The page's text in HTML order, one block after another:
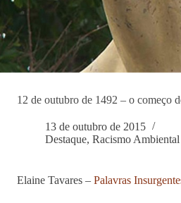
12 de outubro de 1492 – o começo
13 de outubro de 2015
Destaque, Racismo Ambiental
Elaine Tavares – Palavras